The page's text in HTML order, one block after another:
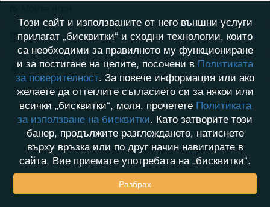
Хронология на игри
Активност
Този сайт и използваните от него външни услуги
прилагат „бисквитки“ и сходни технологии, които
са необходими за правилното му функциониране
и за постигане на целите, посочени в Политиката
за поверителност. За повече информация или ако
желаете да оттеглите съгласието си за някои или
всички „бисквитки“, моля, прочетете Политиката
за използване на бисквитки. Като затворите този
банер, продължите разглеждането, натиснете
върху връзка или по друг начин навигирате в
сайта, Вие приемате употребата на „бисквитки“.
Разбрах